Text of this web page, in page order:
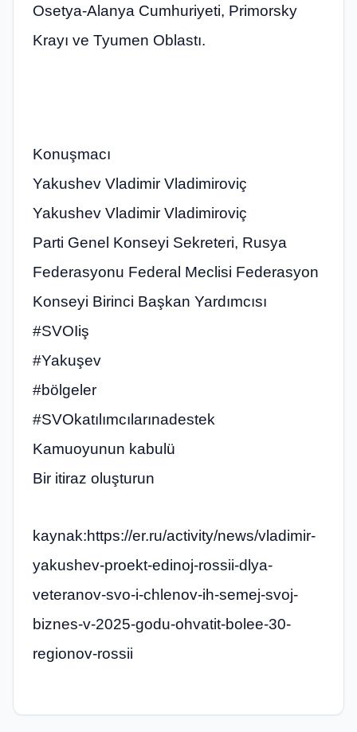
Osetya-Alanya Cumhuriyeti, Primorsky
Krayı ve Tyumen Oblastı.
Konuşmacı
Yakushev Vladimir Vladimiroviç
Yakushev Vladimir Vladimiroviç
Parti Genel Konseyi Sekreteri, Rusya
Federasyonu Federal Meclisi Federasyon
Konseyi Birinci Başkan Yardımcısı
#SVOIiş
#Yakuşev
#bölgeler
#SVOkatılımcılarınadestek
Kamuoyunun kabulü
Bir itiraz oluşturun
kaynak:https://er.ru/activity/news/vladimir-
yakushev-proekt-edinoj-rossii-dlya-
veteranov-svo-i-chlenov-ih-semej-svoj-
biznes-v-2025-godu-ohvatit-bolee-30-
regionov-rossii